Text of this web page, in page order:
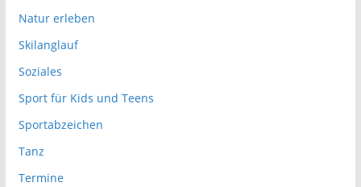
Natur erleben
Skilanglauf
Soziales
Sport für Kids und Teens
Sportabzeichen
Tanz
Termine